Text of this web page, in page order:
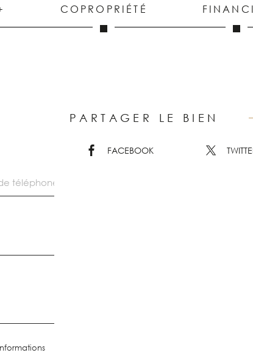
COPROPRIÉTÉ
PARTAGER LE BIEN
FACEBOOK